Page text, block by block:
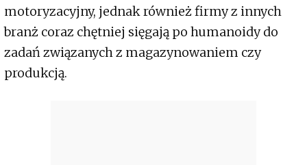
motoryzacyjny, jednak również firmy z innych
branż coraz chętniej sięgają po humanoidy do
zadań związanych z magazynowaniem czy
produkcją.